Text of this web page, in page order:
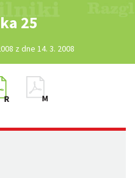
25
z dne 14. 3. 2008